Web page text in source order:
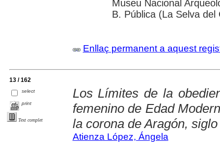
Museu Nacional
B. Pública (La Selva del
Enllaç permanent a aquest
13 / 162
select
print
Text complet
Los Límites de la
femenino de Edad
la corona de Aragón,
Atienza López, Ángela